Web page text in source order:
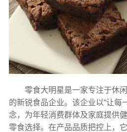
零食大明星是一家专注于休
的新锐食品企业。该企业以“让每
念，为年轻消费群体及家庭提供
零食选择。在产品品质把控上，